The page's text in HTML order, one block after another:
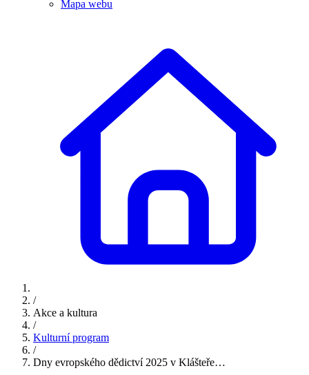
Mapa webu
/
Akce a kultura
/
Kulturní program
/
Dny evropského dědictví 2025 v Klášteře…